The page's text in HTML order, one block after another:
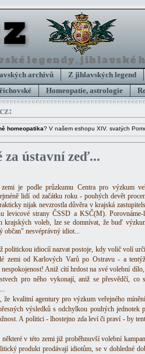
archivů Z jihlavských legend
Homeopatie, astrologie
homeopatika? V našem eshopu XIV. svatých
za ústavní zeď...
je podle průzkumu Centra pro výzkum
lidí od začátku roku - pouhých devět
nijak nevzrostla důvěra v krajská
levicové strany ČSSD a KSČ(M).
krajských voleb, lze se domnívat, že buď
občan" nesvéprávný idiot...
politickou idiocíí nazvat postoje, kdy volič volí
zemi od Karlových Varů po Ostravu - a
Aniž cítí hrdost na své volební
pro něho vykonají, aniž se přesvědčí, co
že kvalitní agentury pro výzkum veřejného
výsledků s odchylkou pouhých jednotek
A politici - lhostejno zda leví či praví - by
v této zemi již proběhnuvší volební
produkt prodávají idiotům, se v dohledné